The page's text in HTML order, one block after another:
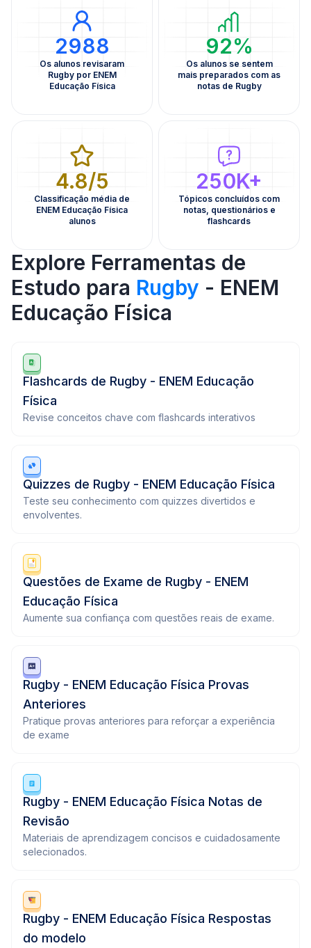
2988
Os alunos revisaram
Rugby por ENEM
Educação Física
92%
Os alunos se sentem
mais preparados com as
notas de Rugby
4.8/5
Classificação média de
ENEM Educação Física
alunos
250K+
Tópicos concluídos com
notas, questionários e
flashcards
Explore Ferramentas de
Estudo para Rugby - ENEM
Educação Física
Flashcards de Rugby - ENEM Educação
Física
Revise conceitos chave com flashcards interativos
Quizzes de Rugby - ENEM Educação Física
Teste seu conhecimento com quizzes divertidos e
envolventes.
Questões de Exame de Rugby - ENEM
Educação Física
Aumente sua confiança com questões reais de exame.
Rugby - ENEM Educação Física Provas
Anteriores
Pratique provas anteriores para reforçar a experiência
de exame
Rugby - ENEM Educação Física Notas de
Revisão
Materiais de aprendizagem concisos e cuidadosamente
selecionados.
Rugby - ENEM Educação Física Respostas
do modelo